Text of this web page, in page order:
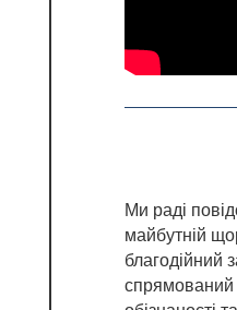
Ми раді
майбутній
благодійний